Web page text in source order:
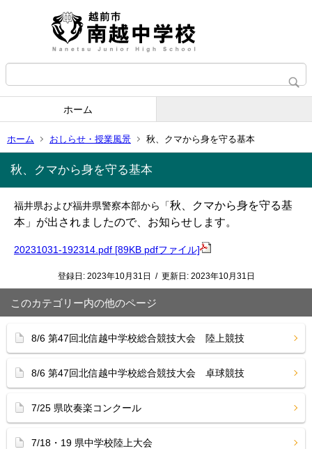
ホーム
ホーム おしらせ・授業風景 秋、クマから身を守る基本
秋、クマから身を守る基本
福井県および福井県警察本部から 「秋、クマから身を守る基
本」が出されましたので、お知らせします。
20231031-192314.pdf [89KB pdfファイル]
登録日: 2023年10月31日 / 更新日: 2023年10月31日
このカテゴリー内の他のページ
8/6 第47回北信越中学校総合競技大会 陸上競技
8/6 第47回北信越中学校総合競技大会 卓球競技
7/25 県吹奏楽コンクール
7/18・19 県中学校陸上大会